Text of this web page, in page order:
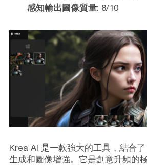
感知輸出圖像質量: 8/10
Krea AI 是一款強大的工具，結合
生成和圖像增強。它是創意升頻的